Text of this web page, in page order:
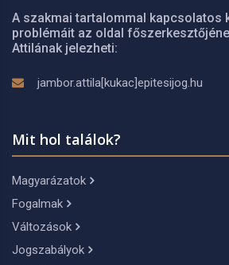
A szakmai tartalommal kapcsolatos
problémáit az oldal
Attilának jelezheti:
jambor.attila[kukac]epitesijog.hu
Mit hol találok?
Magyarázatok
Fogalmak
Változások
Jogszabályok